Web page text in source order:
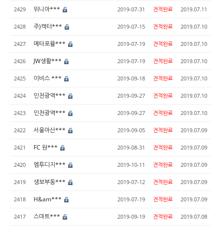
2429 위니아*** 2019-07-31 견적완료 2019.07.11
2428 주)캑터*** 2019-07-15 견적완료 2019.07.10
2427 메타포뮬*** 2019-07-19 견적완료 2019.07.10
2426 JW생활*** 2019-07-19 견적완료 2019.07.10
2425 이비스 *** 2019-09-18 견적완료 2019.07.10
2424 인천광역*** 2019-09-27 견적완료 2019.07.10
2423 인천광역*** 2019-09-27 견적완료 2019.07.10
2422 서울아산*** 2019-09-05 견적완료 2019.07.09
2421 FC 원*** 2019-08-31 견적완료 2019.07.09
2420 엠투디지*** 2019-10-11 견적완료 2019.07.09
2419 생보부동*** 2019-07-12 견적완료 2019.07.09
2418 H&am*** 2019-07-19 견적완료 2019.07.09
2417 스마트*** 2019-09-19 견적완료 2019.07.08